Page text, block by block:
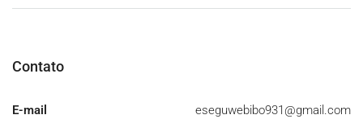
Contato
E-mail eseguwebibo931@gmail.com